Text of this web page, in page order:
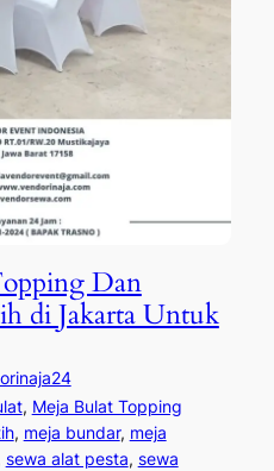
Dan
di Jakarta Untuk
, Meja Bulat Topping
, meja bundar, meja
sewa alat pesta, sewa